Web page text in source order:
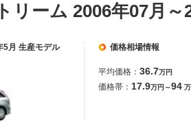
リーム 2006年07月
月 生産モデル 価格相場情報
平均価格： 36.7万円
価格帯： 17.9万円～94